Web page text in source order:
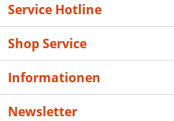
Service Hotline
Shop Service
Informationen
Newsletter